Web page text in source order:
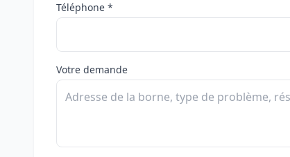
Téléphone *
Votre demande